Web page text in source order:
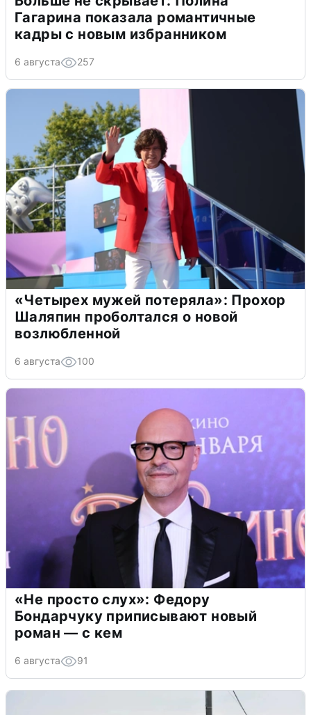
Гагарина показала романтичные
кадры с новым избранником
6 августа 257
«Четырех мужей потеряла»: Прохор
Шаляпин проболтался о новой
возлюбленной
6 августа 100
«Не просто слух»: Федору
Бондарчуку приписывают новый
роман — с кем
6 августа 91